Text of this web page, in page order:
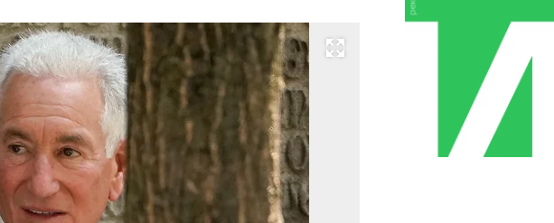
Развернуть на весь экран